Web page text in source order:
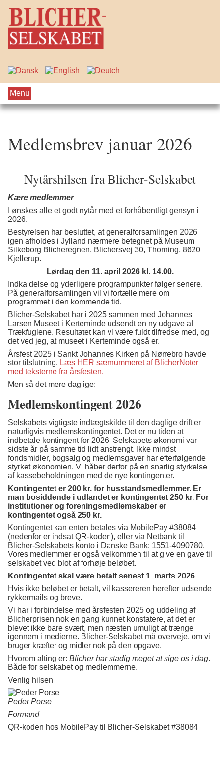
Menu
Medlemsbrev januar 2026
Nytårshilsen fra Blicher-Selskabet
Kære medlemmer
I ønskes alle et godt nytår med et forhåbentligt gensyn i
2026.
Bestyrelsen har besluttet, at generalforsamlingen 2026
igen afholdes i Jylland nærmere betegnet på Museum
Silkeborg Blicheregnen, Blichersvej 30, Thorning, 8620
Kjellerup.
Lørdag den 11. april 2026 kl. 14.00.
Indkaldelse og yderligere programpunkter følger senere.
På generalforsamlingen vil vi fortælle mere om
programmet i den kommende tid.
Blicher-Selskabet har i 2025 sammen med Johannes
Larsen Museet i Kerteminde udsendt en ny udgave af
Trækfuglene. Resultatet kan vi være fuldt tilfredse med, og
det ved jeg, at museet i Kerteminde også er.
Årsfest 2025 i Sankt Johannes Kirken på Nørrebro havde
stor tilslutning. Læs HER særnummeret af BlicherNoter
med teksterne fra årsfesten.
Men så det mere daglige:
Medlemskontingent 2026
Selskabets vigtigste indtægtskilde til den daglige drift er
naturligvis medlemskontingentet. Det er nu tiden at
indbetale kontingent for 2026. Selskabets økonomi var
sidste år på samme tid lidt anstrengt. Ikke mindst
fondsmidler, bogsalg og medlemsgaver har efterfølgende
styrket økonomien. Vi håber derfor på en snarlig styrkelse
af kassebeholdningen med de nye kontingenter.
Kontingentet er 200 kr. for husstandsmedlemmer. Er
man bosiddende i udlandet er kontingentet 250 kr. For
institutioner og foreningsmedlemskaber er
kontingentet også 250 kr.
Kontingentet kan enten betales via MobilePay #38084
(nedenfor er indsat QR-koden), eller via Netbank til
Blicher-Selskabets konto i Danske Bank: 1551-4090780.
Vores medlemmer er også velkommen til at give en gave til
selskabet ved blot af forhøje beløbet.
Kontingentet skal være betalt senest 1. marts 2026
Hvis ikke beløbet er betalt, vil kassereren herefter udsende
rykkermails og breve.
Vi har i forbindelse med årsfesten 2025 og uddeling af
Blicherprisen nok en gang kunnet konstatere, at det er
blevet ikke bare svært, men næsten umuligt at trænge
igennem i medierne. Blicher-Selskabet må overveje, om vi
bruger kræfter og midler nok på den opgave.
Hvorom alting er: Blicher har stadig meget at sige os i dag.
Både for selskabet og medlemmerne.
Venlig hilsen
Peder Porse
Formand
QR-koden hos MobilePay til Blicher-Selskabet #38084